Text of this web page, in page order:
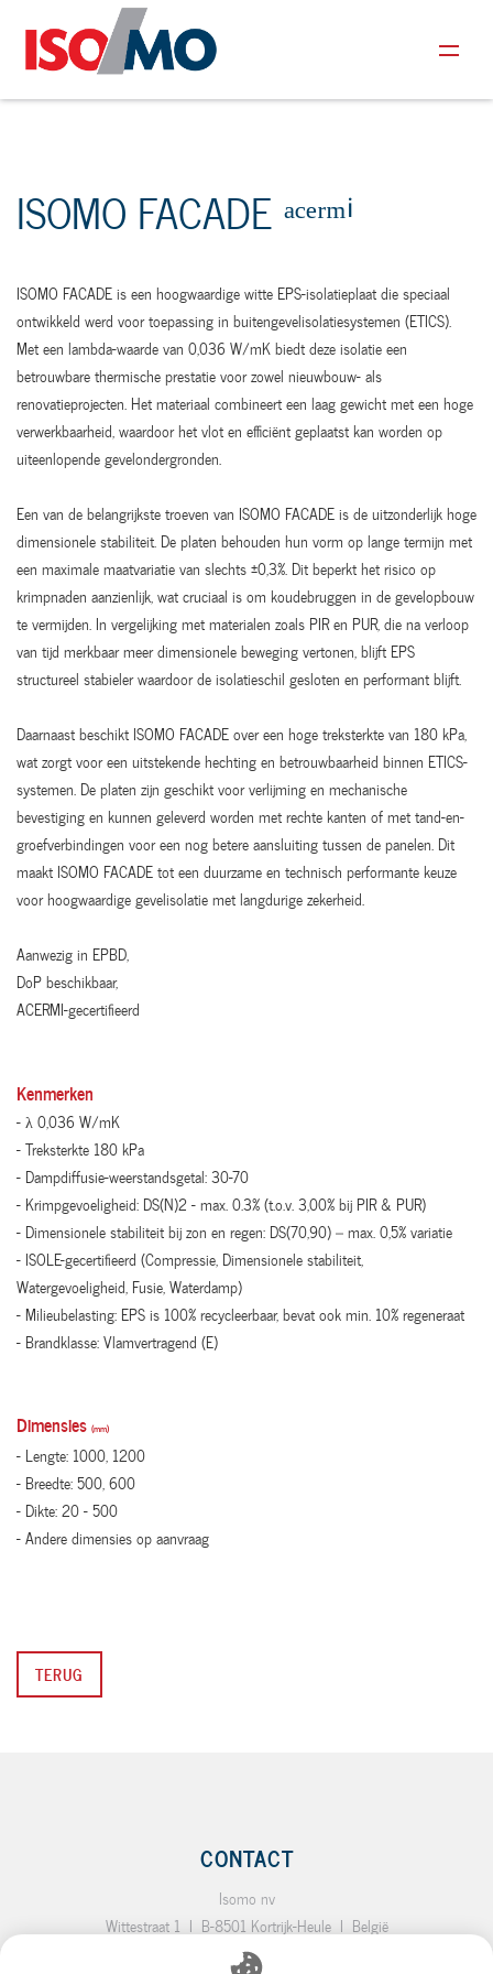
ISOMO FACADE ᵃᶜᵉʳᵐⁱ
ISOMO FACADE is een hoogwaardige witte EPS-isolatieplaat die speciaal
ontwikkeld werd voor toepassing in buitengevelisolatiesystemen (ETICS).
Met een lambda-waarde van 0,036 W/mK biedt deze isolatie een
betrouwbare thermische prestatie voor zowel nieuwbouw- als
renovatieprojecten. Het materiaal combineert een laag gewicht met een hoge
verwerkbaarheid, waardoor het vlot en efficiënt geplaatst kan worden op
uiteenlopende gevelondergronden.
Een van de belangrijkste troeven van ISOMO FACADE is de uitzonderlijk hoge
dimensionele stabiliteit. De platen behouden hun vorm op lange termijn met
een maximale maatvariatie van slechts ±0,3%. Dit beperkt het risico op
krimpnaden aanzienlijk, wat cruciaal is om koudebruggen in de gevelopbouw
te vermijden. In vergelijking met materialen zoals PIR en PUR, die na verloop
van tijd merkbaar meer dimensionele beweging vertonen, blijft EPS
structureel stabieler waardoor de isolatieschil gesloten en performant blijft.
Daarnaast beschikt ISOMO FACADE over een hoge treksterkte van 180 kPa,
wat zorgt voor een uitstekende hechting en betrouwbaarheid binnen ETICS-
systemen. De platen zijn geschikt voor verlijming en mechanische
bevestiging en kunnen geleverd worden met rechte kanten of met tand-en-
groefverbindingen voor een nog betere aansluiting tussen de panelen. Dit
maakt ISOMO FACADE tot een duurzame en technisch performante keuze
voor hoogwaardige gevelisolatie met langdurige zekerheid.
Aanwezig in EPBD,
DoP beschikbaar,
ACERMI-gecertifieerd
Kenmerken
- λ 0,036 W/mK
- Treksterkte 180 kPa
- Dampdiffusie-weerstandsgetal: 30-70
- Krimpgevoeligheid: DS(N)2 - max. 0.3% (t.o.v. 3,00% bij PIR & PUR)
- Dimensionele stabiliteit bij zon en regen: DS(70,90) – max. 0,5% variatie
- ISOLE-gecertifieerd (Compressie, Dimensionele stabiliteit,
Watergevoeligheid, Fusie, Waterdamp)
- Milieubelasting: EPS is 100% recycleerbaar, bevat ook min. 10% regeneraat
- Brandklasse: Vlamvertragend (E)
Dimensies (mm)
- Lengte: 1000, 1200
- Breedte: 500, 600
- Dikte: 20 - 500
- Andere dimensies op aanvraag
TERUG
CONTACT
Isomo nv
Wittestraat 1I B-8501 Kortrijk-HeuleI België
+32 (0)56 35 92 10